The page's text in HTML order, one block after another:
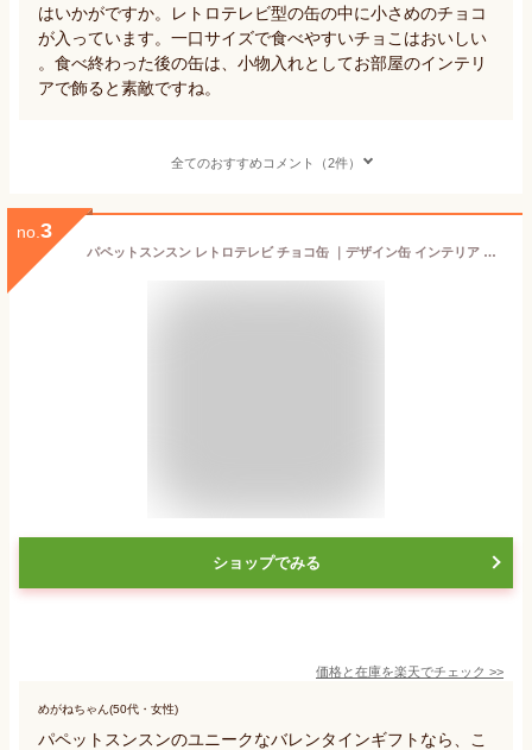
はいかがですか。レトロテレビ型の缶の中に小さめのチョコ
が入っています。一口サイズで食べやすいチョこはおいしい
。食べ終わった後の缶は、小物入れとしてお部屋のインテリ
アで飾ると素敵ですね。
全てのおすすめコメント（2件）
no. 3
パペットスンスン レトロテレビ チョコ缶 ｜デザイン缶 インテリア 雑貨 小物入れ コレクション スン活 推し活 飾って楽しむ バレンタイン ギフト プレゼント
ショップでみる
価格と在庫を楽天でチェック >>
めがねちゃん(50代・女性)
パペットスンスンのユニークなバレンタインギフトなら、こ